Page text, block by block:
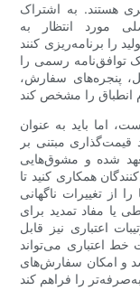
هستند. به اشتراک
مورد انتظار به
را برنامه‌ریزی کنند
توافق‌نامه رسمی را
پنجره‌های سفارش،
اما باید به عنوان
مبتنی بر
شده و مشوق‌هایی
همکاری کنید تا
از تغییرات ناگهانی
یا مفاد تمدید برای
اعتباری نیز قابل
خط اعتباری می‌تواند
و امکان سفارش‌های